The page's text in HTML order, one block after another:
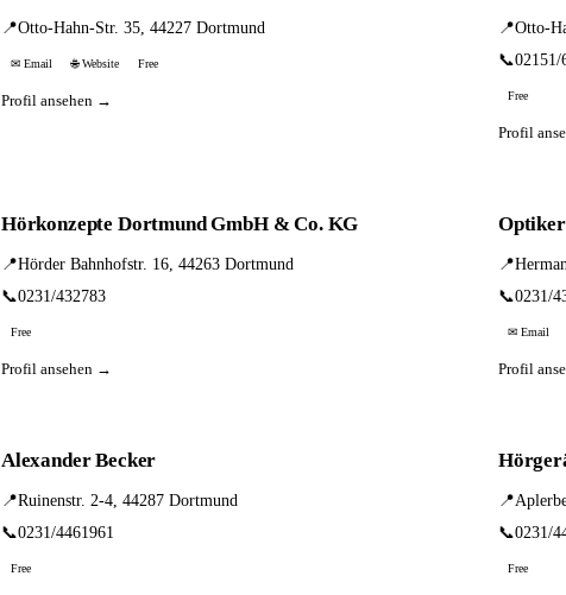
📍Otto-Hahn-Str. 35, 44227 Dortmund
✉ Email 🌐 Website Free
Profil ansehen →
📍Otto-
📞02151/
Free
Profil
Hörkonzepte Dortmund GmbH & Co. KG
📍Hörder Bahnhofstr. 16, 44263 Dortmund
📞0231/432783
Free
Profil ansehen →
📍
📞0231/
✉ Email
Profil
Alexander Becker
📍Ruinenstr. 2-4, 44287 Dortmund
📞0231/4461961
Free
📍
📞0231/
Free